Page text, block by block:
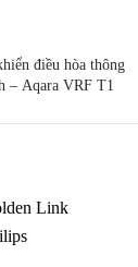
điều hòa thông
– Aqara VRF T1
Link